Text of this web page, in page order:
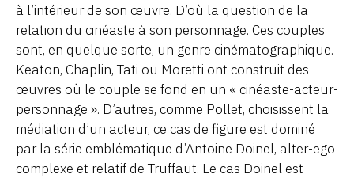
à l’intérieur de son œuvre. D’où la question de la
relation du cinéaste à son personnage. Ces couples
sont, en quelque sorte, un genre cinématographique.
Keaton, Chaplin, Tati ou Moretti ont construit des
œuvres où le couple se fond en un « cinéaste-acteur-
personnage ». D’autres, comme Pollet, choisissent la
médiation d’un acteur, ce cas de figure est dominé
par la série emblématique d’Antoine Doinel, alter-ego
complexe et relatif de Truffaut. Le cas Doinel est